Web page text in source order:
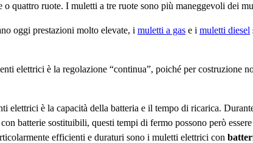
quattro ruote. I muletti a tre ruote sono più maneggevoli dei
oggi prestazioni molto elevate, i muletti a gas e i muletti diesel
elettrici è la regolazione “continua”, poiché per costruzione
elettrici è la capacità della batteria e il tempo di ricarica.
batterie sostituibili, questi tempi di fermo possono però
efficienti e duraturi sono i muletti elettrici con